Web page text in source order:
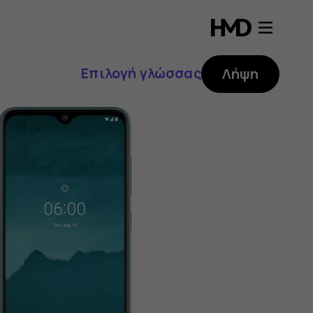
Επιλογή γλώσσας Λήψη